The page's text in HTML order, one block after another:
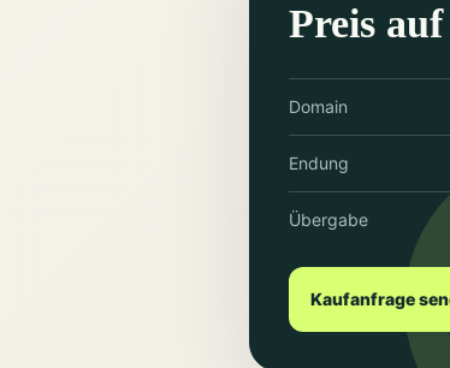
Preis
Domain
Endung
Übergabe
Kaufanfrage